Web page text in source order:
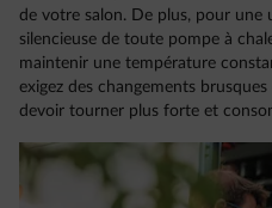
de votre salon. De plus, pour
silencieuse de toute pompe à
maintenir une température
exigez des changements
devoir tourner plus forte et